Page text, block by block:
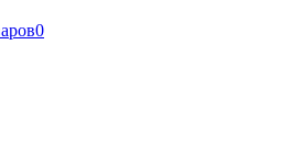
0